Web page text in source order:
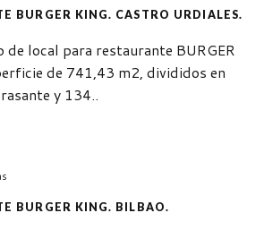
BURGER KING. CASTRO URDIALES.
de local para restaurante BURGER
de 741,43 m2, divididos en
y 134..
BURGER KING. BILBAO.